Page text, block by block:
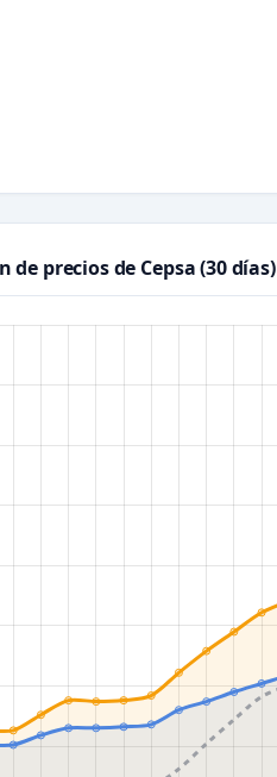
de precios de Cepsa (30 días)